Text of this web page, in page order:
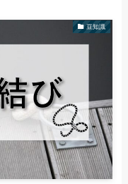
豆知識